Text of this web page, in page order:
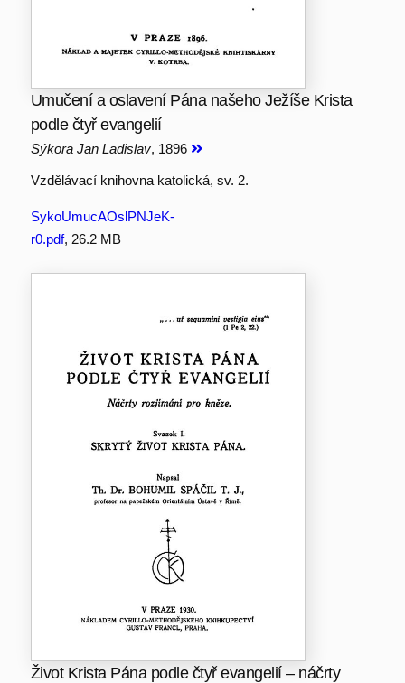
Umučení a oslavení Pána našeho Ježíše Krista
podle čtyř evangelií
Sýkora Jan Ladislav, 1896
Vzdělávací knihovna katolická, sv. 2.
SykoUmucAOslPNJeK-
r0.pdf, 26.2 MB
Život Krista Pána podle čtyř evangelií – náčrty